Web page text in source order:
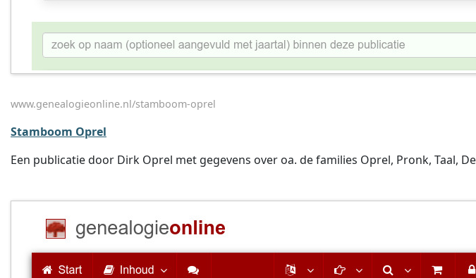
www.genealogieonline.nl/stamboom-oprel
Stamboom Oprel
Een publicatie door Dirk Oprel met gegevens over oa. de families Oprel, Pronk, Taal,